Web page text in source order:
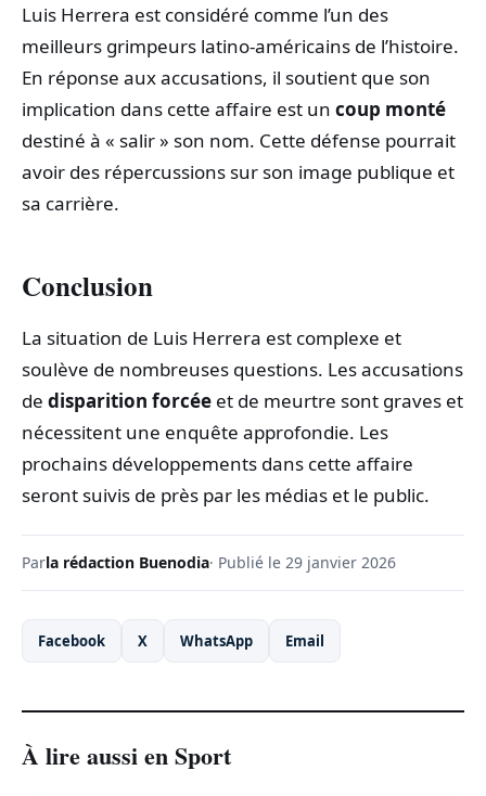
Luis Herrera est considéré comme l’un des
meilleurs grimpeurs latino-américains de l’histoire.
En réponse aux accusations, il soutient que son
implication dans cette affaire est un coup monté
destiné à « salir » son nom. Cette défense pourrait
avoir des répercussions sur son image publique et
sa carrière.
Conclusion
La situation de Luis Herrera est complexe et
soulève de nombreuses questions. Les accusations
de disparition forcée et de meurtre sont graves et
nécessitent une enquête approfondie. Les
prochains développements dans cette affaire
seront suivis de près par les médias et le public.
Parla rédaction Buenodia· Publié le 29 janvier 2026
Facebook X WhatsApp Email
À lire aussi en Sport